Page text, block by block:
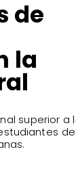
de
la
superior a